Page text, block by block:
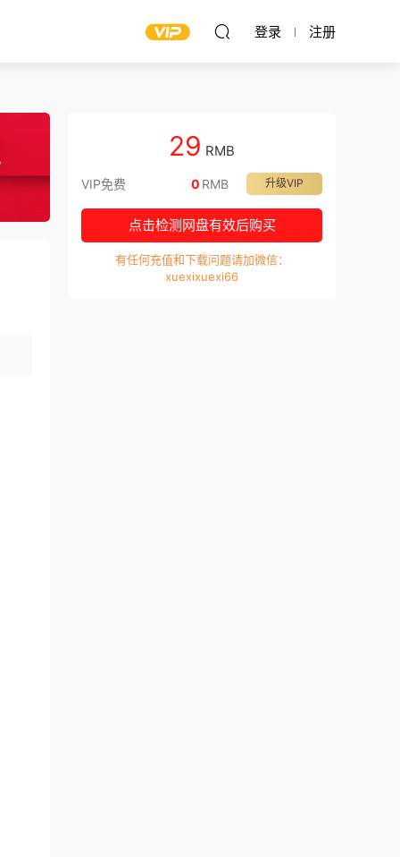
登录 注册
29 RMB
VIP免费 升级VIP
0 RMB
点击检测网盘有效后购买
有任何充值和下载问题请加微信：
xuexixuexi66